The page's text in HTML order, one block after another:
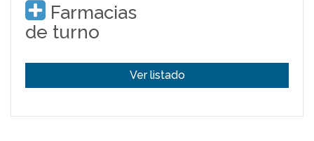
Farmacias
de turno
Ver listado